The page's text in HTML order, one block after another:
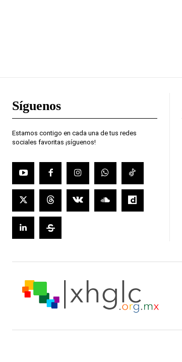
Síguenos
Estamos contigo en cada una de tus redes
sociales favoritas ¡síguenos!